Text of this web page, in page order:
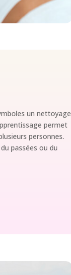
un nettoyage
permet
personnes.
passées ou du